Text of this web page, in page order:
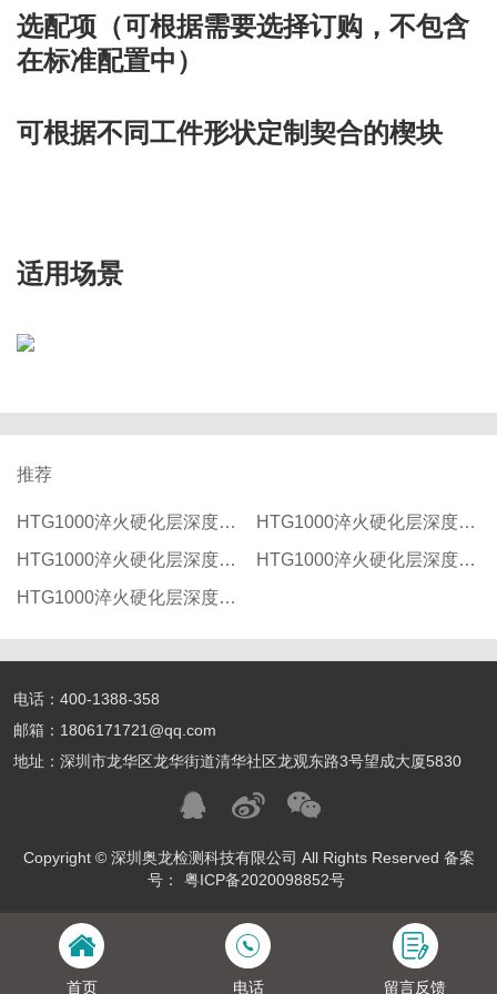
推荐
HTG1000淬火硬化层深度测定仪
HTG1000淬火硬化层深度测定仪
HTG1000淬火硬化层深度测定仪
HTG1000淬火硬化层深度测定仪
HTG1000淬火硬化层深度测定仪
选配项（可根据需要选择订购，不包含
在标准配置中）
可根据不同工件形状定制契合的楔块
适用场景
电话：400-1388-358
邮箱：1806171721@qq.com
地址：深圳市龙华区龙华街道清华社区龙观东路3号望成大厦5830
Copyright © 深圳奥龙检测科技有限公司 All Rights Reserved 备案
号：
粤ICP备2020098852号
首页 电话 留言反馈